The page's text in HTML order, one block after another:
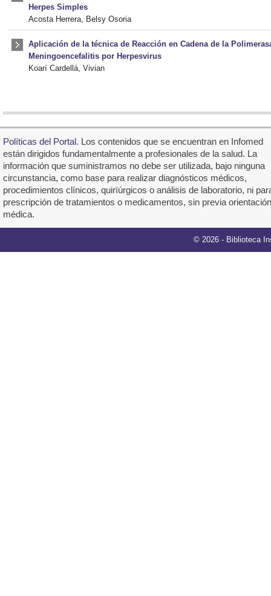
Herpes Simples
Acosta Herrera, Belsy Osoria
Aplicación de la técnica de Reacción en Cadena de la
Meningoencefalitis por Herpesvirus
Koarí Cardellá, Vivian
Políticas del Portal. Los contenidos que se encuentran en Infomed
están dirigidos fundamentalmente a profesionales de la salud. La
información que suministramos no debe ser utilizada, bajo ninguna
circunstancia, como base para realizar diagnósticos médicos,
procedimientos clínicos, quirïúrgicos o análisis de laboratorio, ni
prescripción de tratamientos o medicamentos, sin previa orientación
médica.
© 2026 - Biblioteca